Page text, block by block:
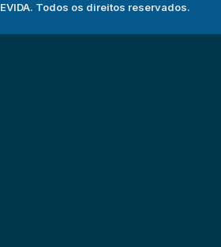
Todos os direitos reservados.